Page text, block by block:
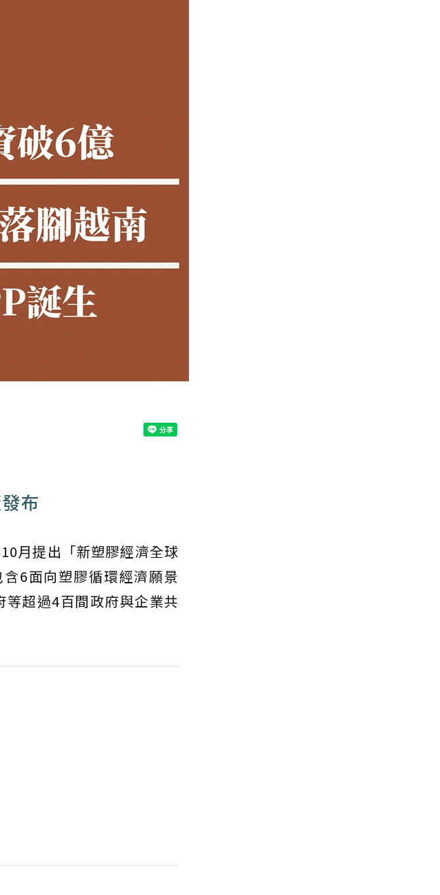
布
月提出「新塑膠經濟全球
6面向塑膠循環經濟願景
超過4百間政府與企業共